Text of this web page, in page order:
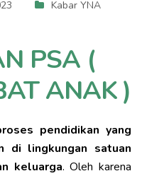
Kabar YNA
PSA (
ANAK )
pendidikan yang
di lingkungan satuan
keluarga. Oleh karena